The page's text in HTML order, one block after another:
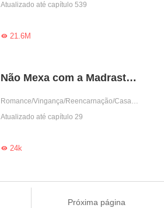
Atualizado até capítulo 539
21.6M
Não Mexa com a Madrasta de Nível Máximo
Romance/Vingança/Reencarnação/Casamento contratado/Predestinado/Dominante
Atualizado até capítulo 29
24k
Próxima página